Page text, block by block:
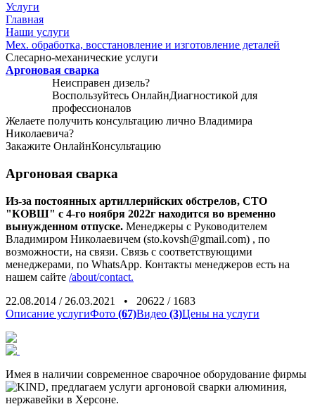
Услуги
Главная
Наши услуги
Мех. обработка, восстановление и изготовление деталей
Слесарно-механические услуги
Аргоновая сварка
Неисправен дизель?
Воспользуйтесь ОнлайнДиагностикой для
профессионалов
Желаете получить консультацию лично Владимира
Николаевича?
Закажите ОнлайнКонсультацию
Аргоновая сварка
Из-за постоянных артиллерийских обстрелов, СТО
"КОВШ" с 4-го ноября 2022г находится во временно
вынужденном отпуске. Менеджеры с Руководителем
Владимиром Николаевичем (sto.kovsh@gmail.com) , по
возможности, на связи. Связь с соответствующими
менеджерами, по WhatsApp. Контакты менеджеров есть на
нашем сайте /about/contact.
22.08.2014 / 26.03.2021 • 20622 / 1683
Описание услугиФото (67)Видео (3)Цены на услуги
Имея в наличии современное сварочное оборудование фирмы
, предлагаем услуги аргоновой сварки алюминия,
нержавейки в Херсоне.